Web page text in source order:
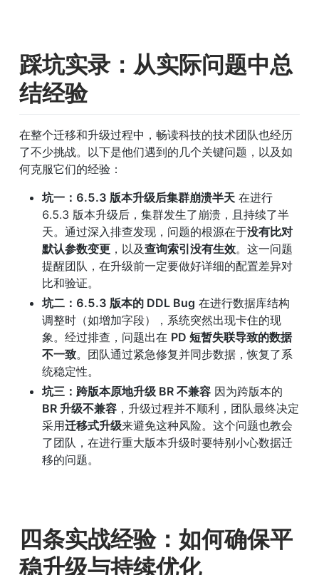
踩坑实录：从实际问题中总
结经验
在整个迁移和升级过程中，畅读科技的技术团队也经历
了不少挑战。以下是他们遇到的几个关键问题，以及如
何克服它们的经验：
坑一：6.5.3 版本升级后集群崩溃半天 在进行
6.5.3 版本升级后，集群发生了崩溃，且持续了半
天。通过深入排查发现，问题的根源在于没有比对
默认参数变更 ，以及查询索引没有生效。这一问题
提醒团队，在升级前一定要做好详细的配置差异对
比和验证。
坑二：6.5.3 版本的 DDL Bug 在进行数据库结构
调整时（如增加字段），系统突然出现卡住的现
象。经过排查，问题出在 PD 短暂失联导致的数据
不一致。团队通过紧急修复并同步数据，恢复了系
统稳定性。
坑三：跨版本原地升级 BR 不兼容
BR 升级不兼容 ，升级过程并不顺利，团队最终决定
采用迁移式升级来避免这种风险。这个问题也教会
了团队，在进行重大版本升级时要特别小心数据迁
移的问题。
四条实战经验：如何确保平
稳升级与持续优化